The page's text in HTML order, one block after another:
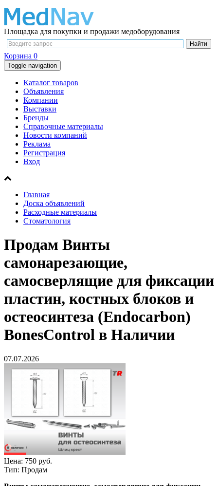
Площадка для покупки и продажи медоборудования
Корзина 0
Toggle navigation
Каталог товаров
Объявления
Компании
Выставки
Бренды
Справочные материалы
Новости компаний
Реклама
Регистрация
Вход
Главная
Доска объявлений
Расходные материалы
Стоматология
Продам Винты
самонарезающие,
самосверлящие для фиксации
пластин, костных блоков и
остеосинтеза (Endocarbon)
BonesControl в Наличии
07.07.2026
Цена: 750 руб.
Тип: Продам